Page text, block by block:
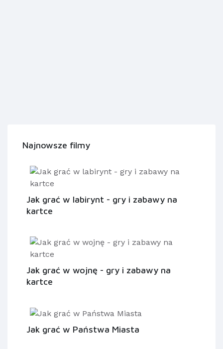
Najnowsze filmy
Jak grać w labirynt - gry i zabawy na
kartce
Jak grać w wojnę - gry i zabawy na
kartce
Jak grać w Państwa Miasta